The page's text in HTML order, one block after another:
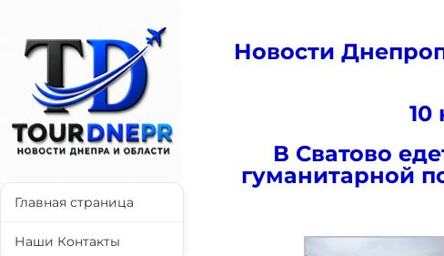
Новости
10
В Сватово
гуманитарной
Главная страница
Наши Контакты